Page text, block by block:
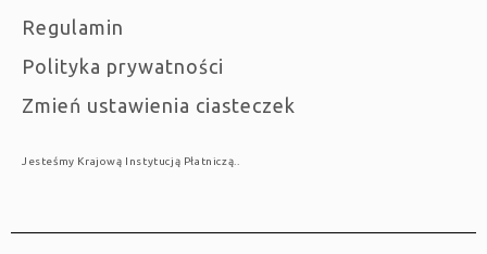
Regulamin
Polityka prywatności
Zmień ustawienia ciasteczek
Jesteśmy Krajową Instytucją Płatniczą..